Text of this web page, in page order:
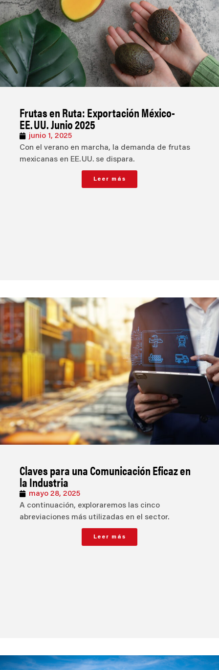
Frutas en Ruta: Exportación México-
EE. UU. Junio 2025
junio 1, 2025
Con el verano en marcha, la demanda de frutas
mexicanas en EE. UU. se dispara.
Leer más
Claves para una Comunicación Eficaz en
la Industria
mayo 28, 2025
A continuación, exploraremos las cinco
abreviaciones más utilizadas en el sector.
Leer más